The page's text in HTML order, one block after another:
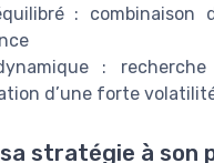
:
:
d’une forte
stratégie à son